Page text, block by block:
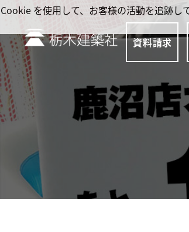
資料請求
Cookie を使用して、お客様の活動を追跡し